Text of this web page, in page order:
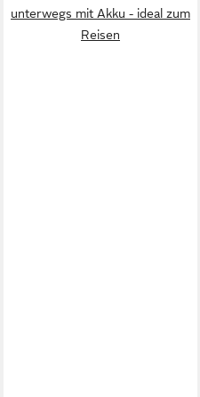
unterwegs mit Akku - ideal zum
Reisen